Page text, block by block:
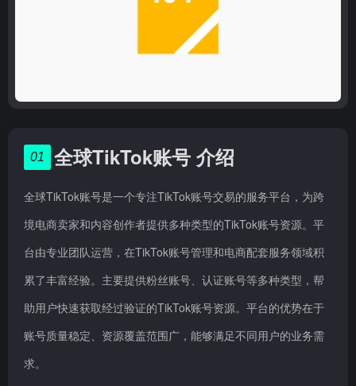
01 全球TikTok账号 介绍
全球TikTok账号是一个专注TikTok账号交易的服务平台，为跨
境电商卖家和内容创作者提供多种类型的TikTok账号资源。平
台由专业团队运营，在TikTok账号管理和电商配套服务领域积
累了丰富经验。主要提供粉丝账号、认证账号等多种类型，帮
助用户快速获取经过验证的TikTok账号资源。平台的优势在于
账号质量稳定、资源覆盖范围广，能够满足不同用户的业务需
求。